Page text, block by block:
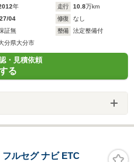
年 走行 10.8万km
04 修復
なし
証無 整備
法定整備付
分県大分市
・見積依頼
る
ルセグ ナビ ETC